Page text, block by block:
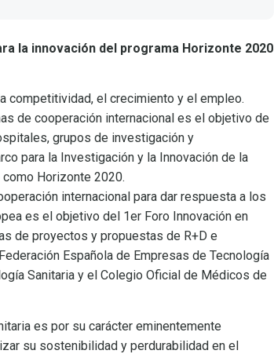
la innovación del programa Horizonte 2020
competitividad, el crecimiento y el empleo.
de cooperación internacional es el objetivo de
grupos de investigación y
para la Investigación y la Innovación de la
Horizonte 2020.
internacional para dar respuesta a los
es el objetivo del 1er Foro Innovación en
de proyectos y propuestas de R+D e
Española de Empresas de Tecnología
Sanitaria y el Colegio Oficial de Médicos de
es por su carácter eminentemente
su sostenibilidad y perdurabilidad en el